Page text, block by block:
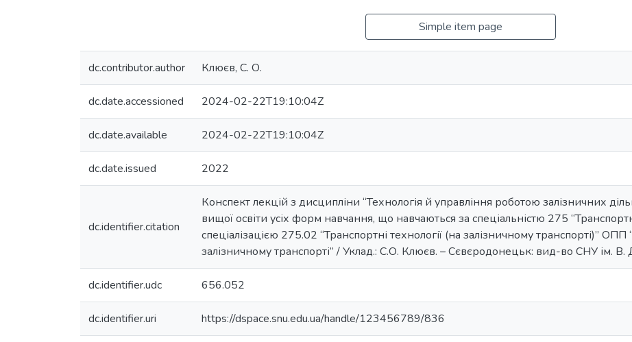
Simple item page
dc.contributor.author Клюєв, С. О.
dc.date.accessioned 2024-02-22T19:10:04Z
dc.date.available 2024-02-22T19:10:04Z
dc.date.issued 2022
dc.identifier.citation
Конспект лекцій з дисципліни “Технологія й управління роботою залізничних
вищої освіти усіх форм навчання, що навчаються за спеціальністю 275
спеціалізацією 275.02 “Транспортні технології (на залізничному транспорті)” ОПП
залізничному транспорті” / Уклад.: С.О. Клюєв. – Сєвєродонецьк: вид-во СНУ ім. В.
dc.identifier.udc 656.052
dc.identifier.uri https://dspace.snu.edu.ua/handle/123456789/836